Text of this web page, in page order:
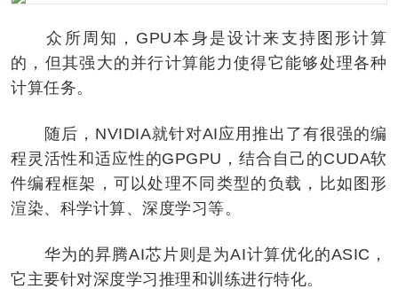
众所周知，GPU本身是设计来支持图形计算
的，但其强大的并行计算能力使得它能够处理各种
计算任务。
随后，NVIDIA就针对AI应用推出了有很强的编
程灵活性和适应性的GPGPU，结合自己的CUDA软
件编程框架，可以处理不同类型的负载，比如图形
渲染、科学计算、深度学习等。
华为的昇腾AI芯片则是为AI计算优化的ASIC，
它主要针对深度学习推理和训练进行特化。